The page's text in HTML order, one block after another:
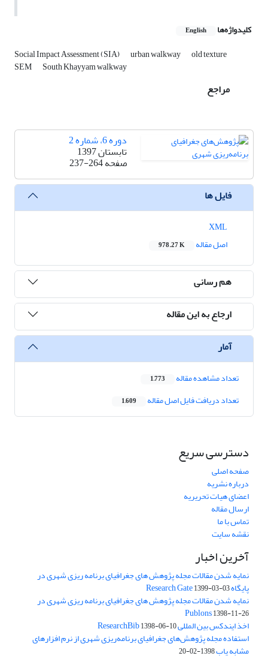
کلیدواژه‌ها English
Social Impact Assessment (SIA) urban walkway old texture
SEM South Khayyam walkway
مراجع
دوره 6، شماره 2
تابستان 1397
صفحه237-264
فایل ها
اصل مقاله
978.27 K
هم رسانی
ارجاع به این مقاله
آمار
تعداد مشاهده مقاله 1,773
تعداد دریافت فایل اصل مقاله 1,609
دسترسی سریع
صفحه اصلی
درباره نشریه
اعضای هیات تحریریه
ارسال مقاله
تماس با ما
نقشه سایت
آخرین اخبار
نمایه شدن مقالات مجله پژوهش های جغرافیای برنامه ریزی شهری در
پایگاه Research Gate1399-03-03
نمایه شدن مقالات مجله پژوهش های جغرافیای برنامه ریزی شهری در
Publons1398-11-26
اخذ ایندکس بین المللی ResearchBib1398-06-10
استفاده مجله پژوهش‌های جغرافیای برنامه‌ریزی شهری از نرم افزارهای
مشابه یاب1398-02-20